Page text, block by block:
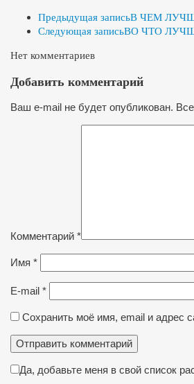
Предыдущая записьВ ЧЕМ
Следующая записьВО ЧТО
Нет комментариев
Добавить комментарий
Ваш e-mail не будет опубликован.
Комментарий *
Имя *
E-mail *
Сохранить моё имя, email и адрес
Да, добавьте меня в свой список